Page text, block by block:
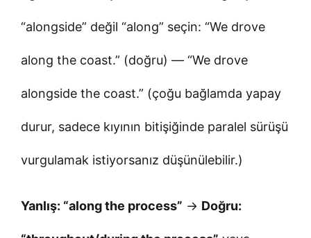
“alongside” değil “along” seçin: “We drove
along the coast.” (doğru) — “We drove
alongside the coast.” (çoğu bağlamda yapay
durur, sadece kıyının bitişiğinde paralel sürüşü
vurgulamak istiyorsanız düşünülebilir.)
Yanlış: “along the process” → Doğru: